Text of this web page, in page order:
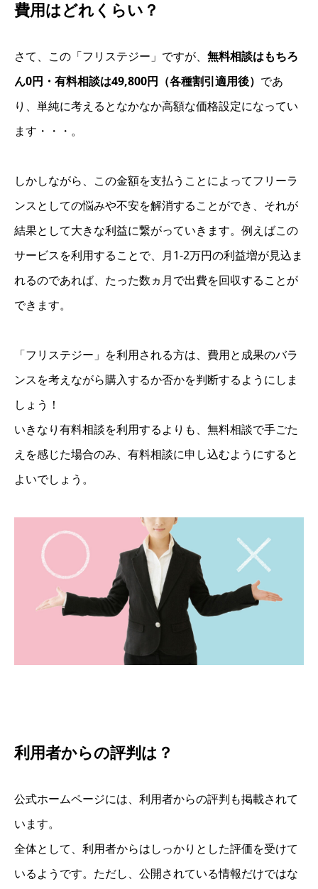
費用はどれくらい？
さて、この「フリステジー」ですが、 無料相談はもちろ
ん0円・有料相談は49,800円（各種割引適用後） であ
り、単純に考えるとなかなか高額な価格設定になってい
ます・・・。
しかしながら、この金額を支払うことによってフリーラ
ンスとしての悩みや不安を解消することができ、それが
結果として大きな利益に繋がっていきます。例えばこの
サービスを利用することで、月1-2万円の利益増が見込ま
れるのであれば、たった数ヵ月で出費を回収することが
できます。
「フリステジー」を利用される方は、費用と成果のバラ
ンスを考えながら購入するか否かを判断するようにしま
しょう！
いきなり有料相談を利用するよりも、無料相談で手ごた
えを感じた場合のみ、有料相談に申し込むようにすると
よいでしょう。
利用者からの評判は？
公式ホームページには、利用者からの評判も掲載されて
います。
全体として、利用者からはしっかりとした評価を受けて
いるようです。ただし、公開されている情報だけではな